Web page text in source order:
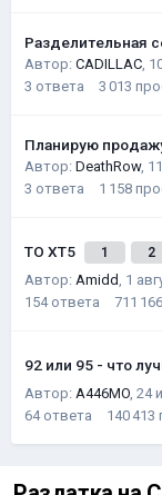
Разделительная
Автор: CADILLAC,
3 ответа 3 013
Планирую
Автор: DeathRow,
3 ответа 1 158
ТО XT5 1 2
Автор: Amidd, 1
154 ответа 711 166
92 или 95 - что
Автор: A446MO, 24
64 ответа 140 413